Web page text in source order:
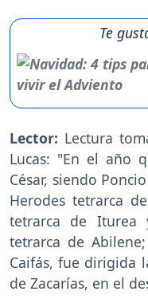
Te
Lector: Lectura
Lucas: "En el año
César, siendo
Herodes tetrarca
tetrarca de Iturea
tetrarca de
Caifás, fue dirigida
de Zacarías, en el